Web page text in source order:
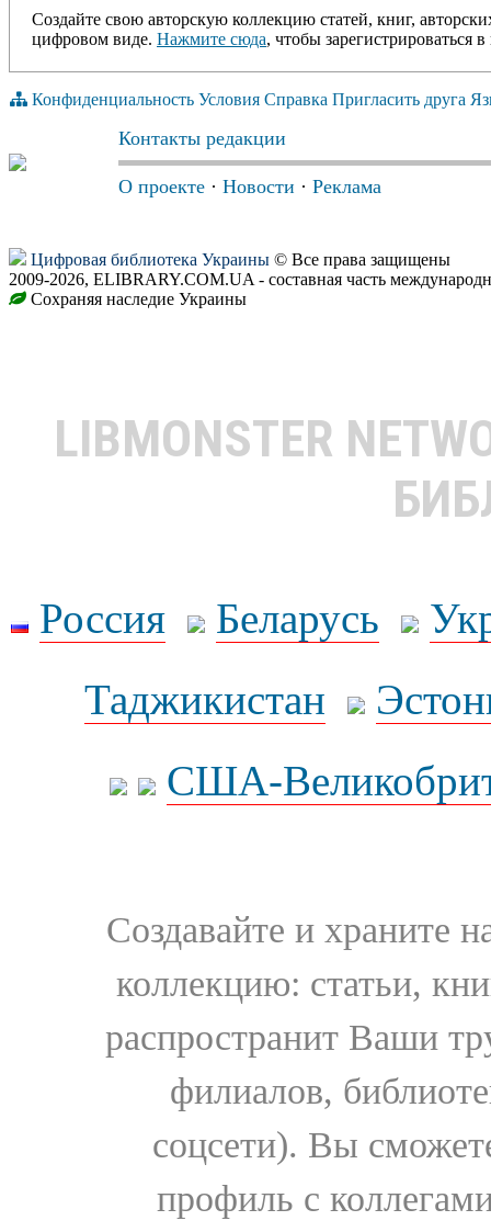
Создайте свою авторскую коллекцию статей, книг,
цифровом виде. Нажмите сюда, чтобы зарегистрироваться в
Конфиденциальность Условия Справка Пригласить друга
Контакты редакции
О проекте · Новости · Реклама
Цифровая библиотека Украины © Все права защищены
2009-2026, ELIBRARY.COM.UA - составная часть
Сохраняя наследие Украины
LIBMONSTER
Россия Беларусь
Таджикистан
США-
Создавайте и храните
коллекцию: статьи,
распространит Ваши
филиалов,
соцсети). Вы
профиль с